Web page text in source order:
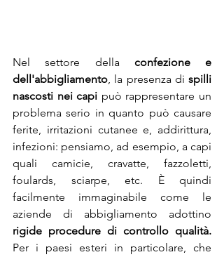
Nel settore della confezione e
dell'abbigliamento, la presenza di spilli
nascosti nei capi può rappresentare un
problema serio in quanto può causare
ferite, irritazioni cutanee e, addirittura,
infezioni: pensiamo, ad esempio, a capi
quali camicie, cravatte, fazzoletti,
foulards, sciarpe, etc. È quindi
facilmente immaginabile come le
rigide procedure di controllo qualità.
Per i paesi esteri in particolare, che